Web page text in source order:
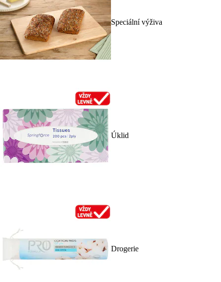
Speciální výživa
Úklid
Drogerie